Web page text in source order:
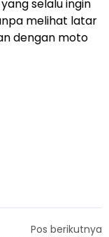
selalu ingin
melihat latar
dengan moto
Pos berikutnya